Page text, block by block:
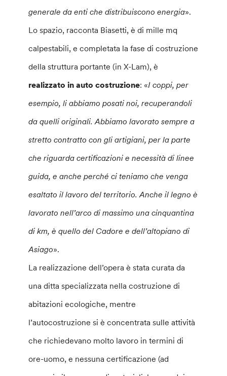
generale da enti che distribuiscono energia».
Lo spazio, racconta Biasetti, è di mille mq
calpestabili, e completata la fase di costruzione
della struttura portante (in X-Lam), è
realizzato in auto costruzione: «I coppi, per
esempio, li abbiamo posati noi, recuperandoli
da quelli originali. Abbiamo lavorato sempre a
stretto contratto con gli artigiani, per la parte
che riguarda certificazioni e necessità di linee
guida, e anche perché ci teniamo che venga
esaltato il lavoro del territorio. Anche il legno è
lavorato nell’arco di massimo una cinquantina
di km, è quello del Cadore e dell’altopiano di
Asiago».
La realizzazione dell’opera è stata curata da
una ditta specializzata nella costruzione di
abitazioni ecologiche, mentre
l’autocostruzione si è concentrata sulle attività
che richiedevano molto lavoro in termini di
ore-uomo, e nessuna certificazione (ad